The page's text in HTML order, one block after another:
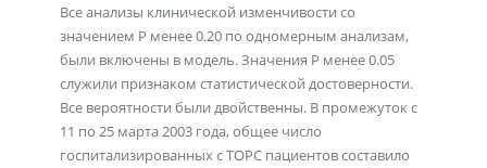
Все анализы клинической изменчивости со
значением Р менее 0.20 по одномерным анализам,
были включены в модель. Значения Р менее 0.05
служили признаком статистической достоверности.
Все вероятности были двойственны. В промежуток с
11 по 25 марта 2003 года, общее число
госпитализированных с ТОРС пациентов составило